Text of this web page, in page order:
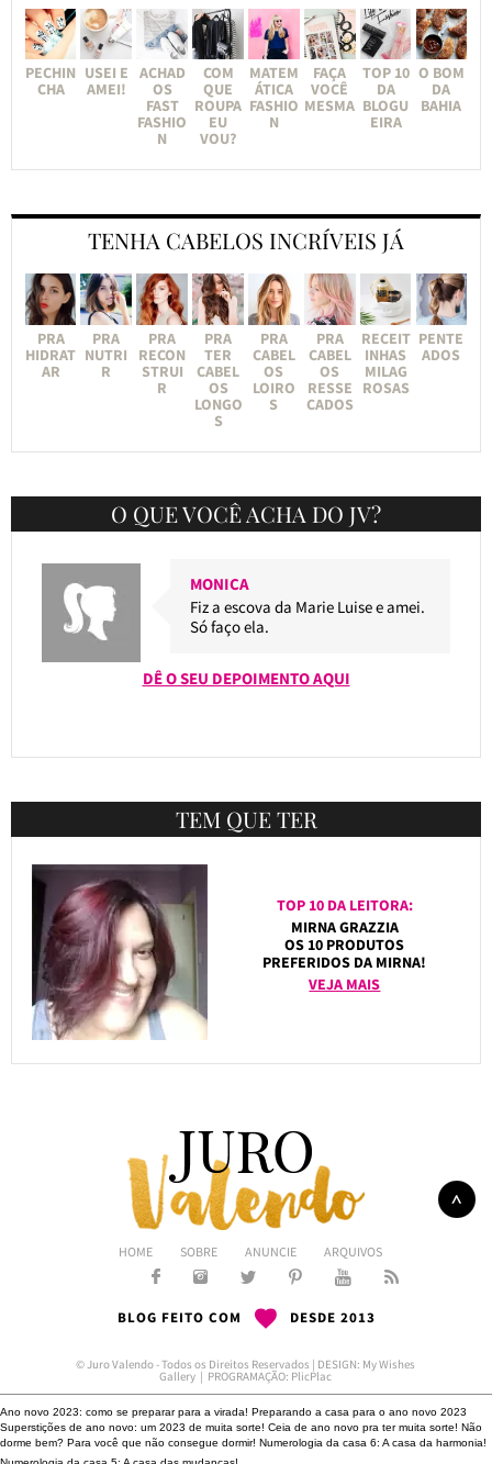
PECHIN
CHA
USEI E
AMEI!
ACHAD
OS
FAST
FASHIO
N
COM
QUE
ROUPA
EU
VOU?
MATEM
ÁTICA
FASHIO
N
FAÇA
VOCÊ
MESMA
TOP 10
DA
BLOGU
EIRA
O BOM
DA
BAHIA
TENHA CABELOS INCRÍVEIS JÁ
PRA
HIDRAT
AR
PRA
NUTRI
R
PRA
RECON
STRUI
R
PRA
TER
CABEL
OS
LONGO
S
PRA
CABEL
OS
LOIRO
S
PRA
CABEL
OS
RESSE
CADOS
RECEIT
INHAS
MILAG
ROSAS
PENTE
ADOS
O QUE VOCÊ ACHA DO JV?
MONICA
Fiz a escova da Marie Luise e amei.
Só faço ela.
DÊ O SEU DEPOIMENTO AQUI
TEM QUE TER
TOP 10 DA LEITORA:
MIRNA GRAZZIA
OS 10 PRODUTOS
PREFERIDOS DA MIRNA!
VEJA MAIS
HOME SOBRE ANUNCIE ARQUIVOS
BLOG FEITO COM DESDE 2013
© Juro Valendo - Todos os Direitos Reservados | DESIGN: My Wishes
Gallery | PROGRAMAÇÃO: PlicPlac
Ano novo 2023: como se preparar para a virada! Preparando a casa para o ano novo 2023
Superstições de ano novo: um 2023 de muita sorte! Ceia de ano novo pra ter muita sorte! Não
dorme bem? Para você que não consegue dormir! Numerologia da casa 6: A casa da harmonia!